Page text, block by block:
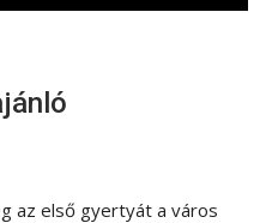
az első gyertyát a város